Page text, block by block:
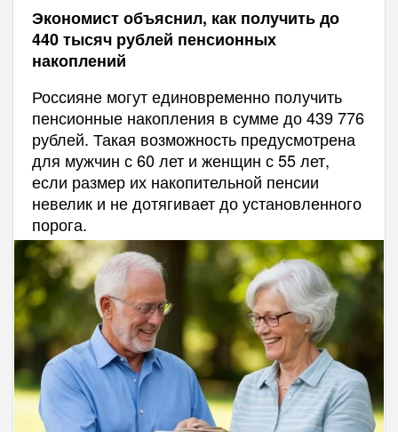
Экономист объяснил, как получить до
440 тысяч рублей пенсионных
накоплений
Россияне могут единовременно получить
пенсионные накопления в сумме до 439 776
рублей. Такая возможность предусмотрена
для мужчин с 60 лет и женщин с 55 лет,
если размер их накопительной пенсии
невелик и не дотягивает до установленного
порога.